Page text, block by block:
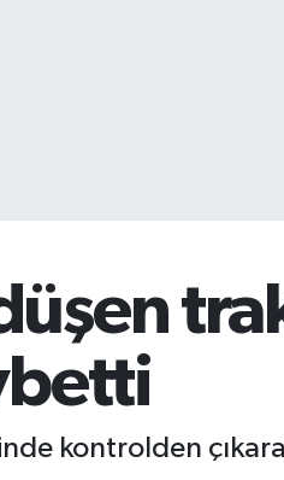
kontrolden